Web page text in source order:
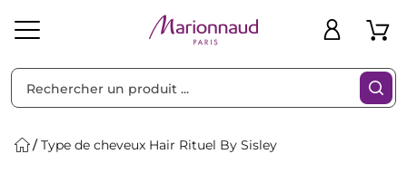
Type de cheveux Hair Rituel By Sisley
Filtres